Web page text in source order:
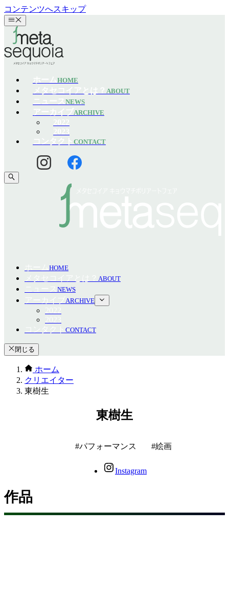
コンテンツへスキップ
HOME
ABOUT
NEWS
ARCHIVE
CONTACT
HOME
ABOUT
NEWS
ARCHIVE
CONTACT
閉じる
ホーム
クリエイター
東樹生
東樹生
パフォーマンス 絵画
Instagram
作品